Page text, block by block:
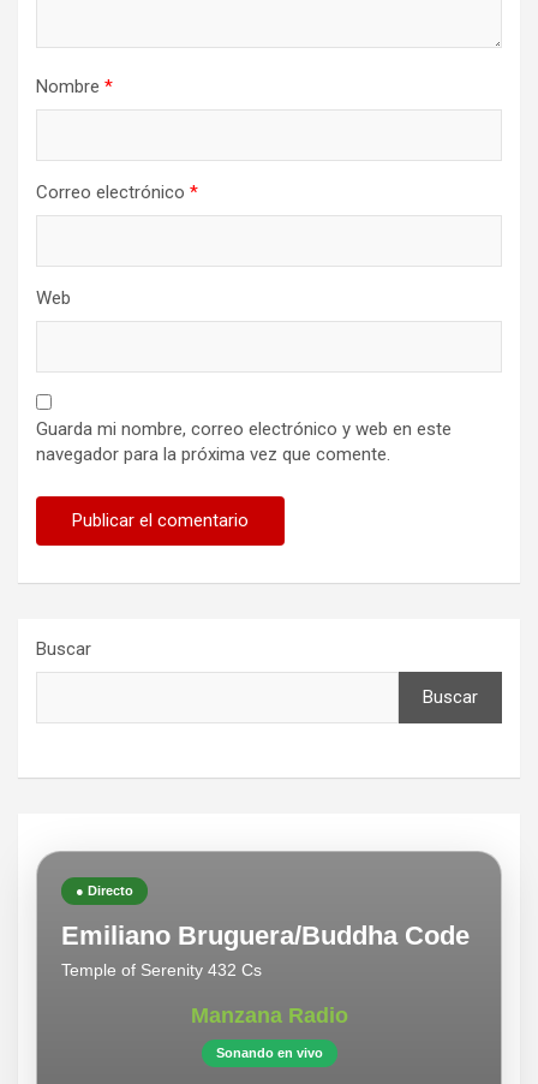
Nombre *
Correo electrónico *
Web
Guarda mi nombre, correo electrónico y web en este
navegador para la próxima vez que comente.
Buscar
Buscar
● Directo
Emiliano Bruguera/Buddha Code
Temple of Serenity 432 Cs
Manzana Radio
Sonando en vivo